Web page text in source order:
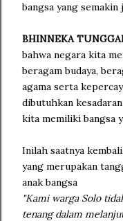
bangsa yang
BHINNEKA
bahwa negara kita
beragam budaya,
agama serta
dibutuhkan
kita memiliki bangsa
Inilah saatnya
yang merupakan
anak bangsa
"Kami warga Solo
tenang dalam